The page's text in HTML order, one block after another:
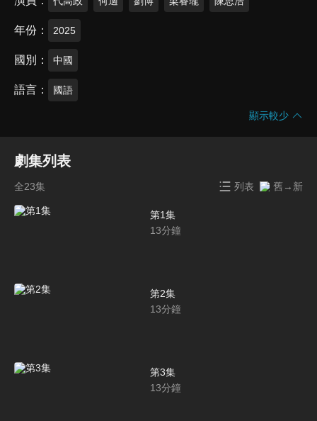
年份 2025
國別 中國
語言 國語
顯示較少
劇集列表
全23集 列表 舊→新
第1集
13分鐘
第2集
13分鐘
第3集
13分鐘